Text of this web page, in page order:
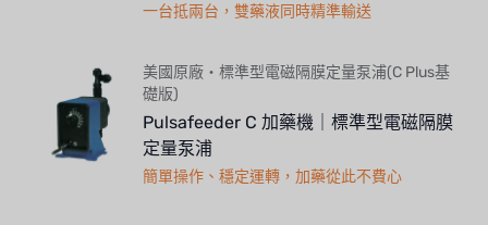
一台抵兩台，雙藥液同時精準輸送
美國原廠・標準型電磁隔膜定量泵浦(C Plus基
礎版)
Pulsafeeder C 加藥機｜標準型電磁隔膜
定量泵浦
簡單操作、穩定運轉，加藥從此不費心